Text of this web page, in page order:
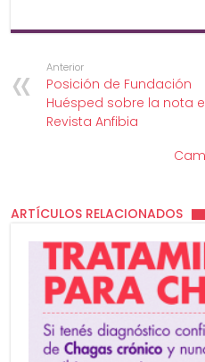
Anterior
Posición de Fundación
Huésped sobre la nota
Revista Anfibia
ARTÍCULOS RELACIONADOS